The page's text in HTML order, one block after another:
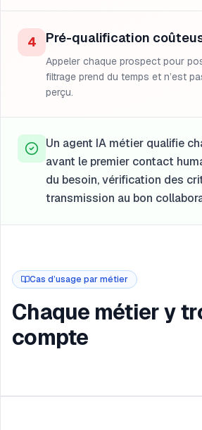
4 Pré-qualification
Appeler chaque prospect pour
filtrage prend du temps et n’est
perçu.
Un agent IA métier qualifie
avant le premier contact
du besoin, vérification des
transmission au bon
Cas d’usage par métier
Chaque métier y
compte